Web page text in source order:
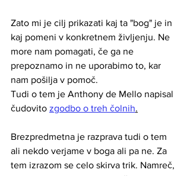
Zato mi je cilj prikazati kaj ta "bog" je in
kaj pomeni v konkretnem življenju. Ne
more nam pomagati, če ga ne
prepoznamo in ne uporabimo to, kar
nam pošilja v pomoč.
Tudi o tem je Anthony de Mello napisal
čudovito zgodbo o treh čolnih.
Brezpredmetna je razprava tudi o tem
ali nekdo verjame v boga ali pa ne. Za
tem izrazom se celo skirva trik. Namreč,